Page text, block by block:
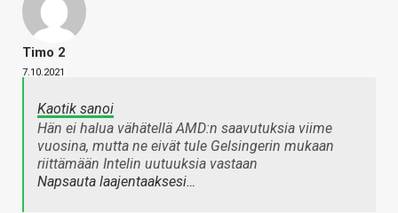
Timo 2
7.10.2021
Kaotik sanoi
Hän ei halua vähätellä AMD:n saavutuksia viime
vuosina, mutta ne eivät tule Gelsingerin mukaan
riittämään Intelin uutuuksia vastaan
Napsauta laajentaaksesi…